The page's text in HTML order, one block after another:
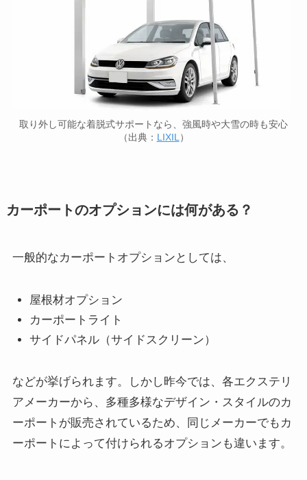
取り外し可能な着脱式サポートなら、強風時や大雪の時も安心
（出典： LIXIL）
カーポートのオプションには何がある？
一般的なカーポートオプションとしては、
屋根材オプション
カーポートライト
サイドパネル（サイドスクリーン）
などが挙げられます。しかし昨今では、各エクステリ
アメーカーから、多種多様なデザイン・スタイルのカ
ーポートが販売されているため、同じメーカーでもカ
ーポートによって付けられるオプションも違います。